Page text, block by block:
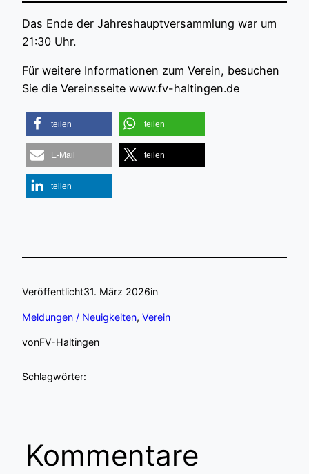
Das Ende der Jahreshauptversammlung war um
21:30 Uhr.
Für weitere Informationen zum Verein, besuchen
Sie die Vereinsseite www.fv-haltingen.de
teilen teilen
E-Mail teilen
teilen
Veröffentlicht31. März 2026in
Meldungen / Neuigkeiten, Verein
vonFV-Haltingen
Schlagwörter:
Kommentare